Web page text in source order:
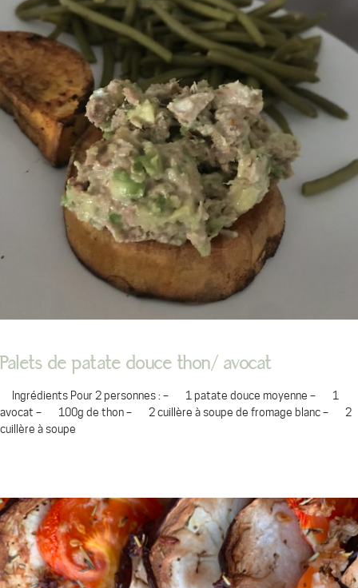
Palets de patate douce thon/ avocat
Ingrédients Pour 2 personnes : – 1 patate douce moyenne – 1
avocat – 100g de thon – 2 cuillère à soupe de fromage blanc – 2
cuillère à soupe